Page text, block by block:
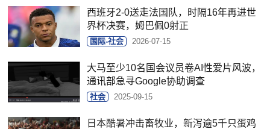
西班牙2-0送走法国队，时隔16年再进世
界杯决赛，姆巴佩0射正
国际-社会 2026-07-15
大马至少10名国会议员卷AI性爱片风波，
通讯部急寻Google协助调查
社会 2025-09-15
日本酷暑冲击畜牧业，新泻逾5千只蛋鸡